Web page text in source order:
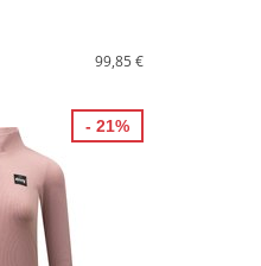
99,85 €
- 21%